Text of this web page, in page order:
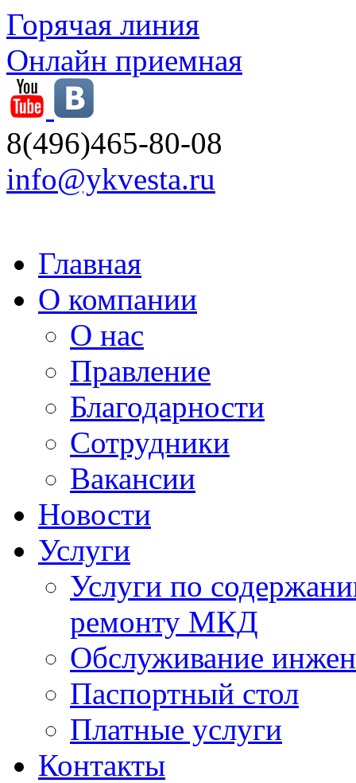
Горячая линия
Онлайн приемная
8(496)465-80-08
info@ykvesta.ru
Главная
О компании
О нас
Правление
Благодарности
Сотрудники
Вакансии
Новости
Услуги
Услуги по
ремонту МКД
Обслуживание
Паспортный стол
Платные услуги
Контакты